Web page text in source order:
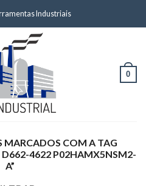
Industriais
0
MARCADOS COM A TAG
D662-4622 P02HAMX5NSM2-
A”